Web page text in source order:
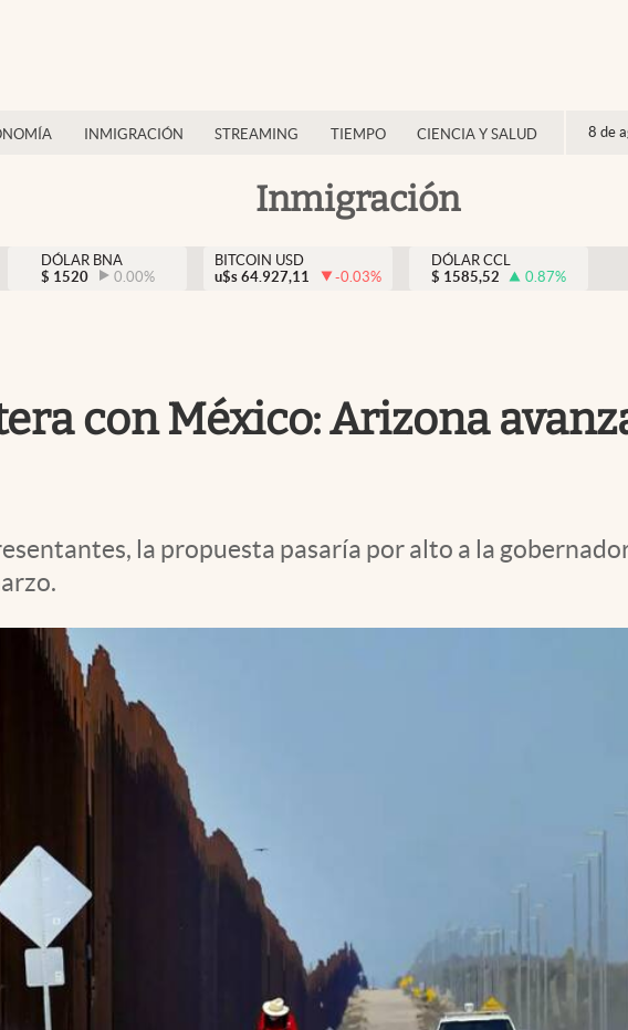
INMIGRACIÓN STREAMING TIEMPO CIENCIA Y SALUD 8 de
Inmigración
DÓLAR BNA
$ 1520 0.00%
BITCOIN USD
u$s 64.927,11 -0.03%
DÓLAR CCL
$ 1585,52 0.87%
con México: Arizona
la propuesta pasaría por alto a la